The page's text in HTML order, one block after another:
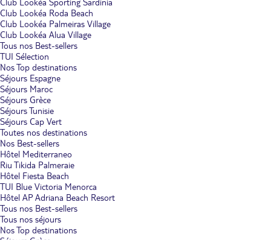
Club Lookéa Sporting Sardinia
Club Lookéa Roda Beach
Club Lookéa Palmeiras Village
Club Lookéa Alua Village
Tous nos Best-sellers
TUI Sélection
Nos Top destinations
Séjours Espagne
Séjours Maroc
Séjours Grèce
Séjours Tunisie
Séjours Cap Vert
Toutes nos destinations
Nos Best-sellers
Hôtel Mediterraneo
Riu Tikida Palmeraie
Hôtel Fiesta Beach
TUI Blue Victoria Menorca
Hôtel AP Adriana Beach Resort
Tous nos Best-sellers
Tous nos séjours
Nos Top destinations